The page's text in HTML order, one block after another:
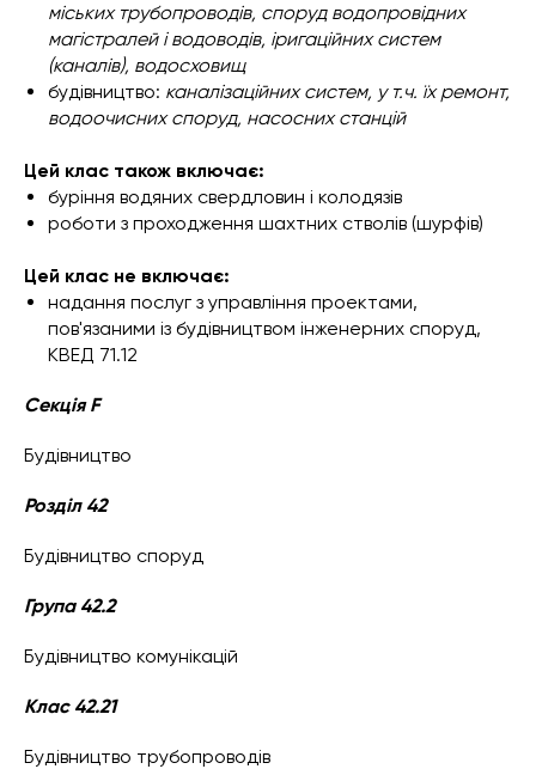
міських трубопроводів, споруд водопровідних
магістралей і водоводів, іригаційних систем
(каналів), водосховищ
будівництво: каналізаційних систем, у т.ч. їх ремонт,
водоочисних споруд, насосних станцій
Цей клас також включає:
буріння водяних свердловин і колодязів
роботи з проходження шахтних стволів (шурфів)
Цей клас не включає:
надання послуг з управління проектами,
пов'язаними із будівництвом інженерних споруд,
КВЕД 71.12
Секція F
Будівництво
Розділ 42
Будівництво споруд
Група 42.2
Будівництво комунікацій
Клас 42.21
Будівництво трубопроводів